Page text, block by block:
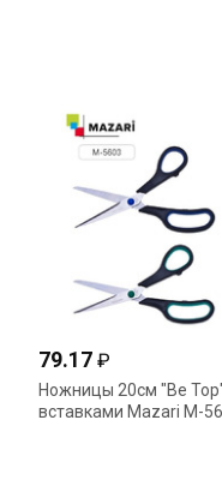
79.17 ₽
Ножницы 20см "Be
вставками Mazari М-